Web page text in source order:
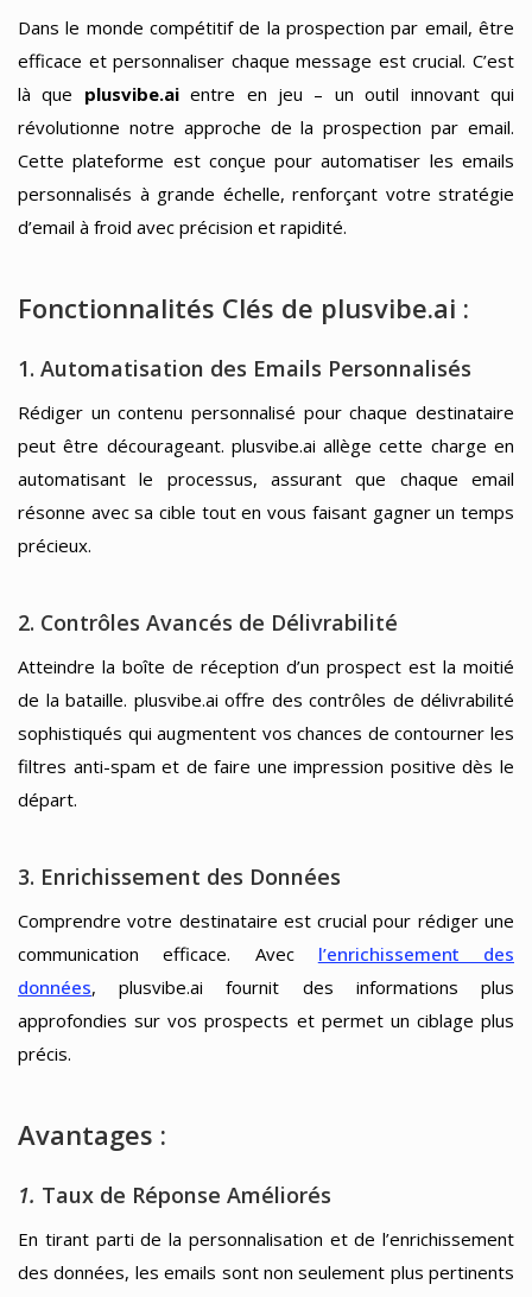
Dans le monde compétitif de la prospection par email, être
efficace et personnaliser chaque message est crucial. C’est
là que plusvibe.aientre en jeu – un outil innovant qui
révolutionne notre approche de la prospection par email.
Cette plateforme est conçue pour automatiser les emails
personnalisés à grande échelle, renforçant votre stratégie
d’email à froid avec précision et rapidité.
Fonctionnalités Clés de plusvibe.ai :
1. Automatisation des Emails Personnalisés
Rédiger un contenu personnalisé pour chaque destinataire
peut être décourageant. plusvibe.ai allège cette charge en
automatisant le processus, assurant que chaque email
résonne avec sa cible tout en vous faisant gagner un temps
précieux.
2. Contrôles Avancés de Délivrabilité
Atteindre la boîte de réception d’un prospect est la moitié
de la bataille. plusvibe.ai offre des contrôles de délivrabilité
sophistiqués qui augmentent vos chances de contourner les
filtres anti-spam et de faire une impression positive dès le
départ.
3. Enrichissement des Données
Comprendre votre destinataire est crucial pour rédiger une
communication efficace. Avec l’enrichissement des
données, plusvibe.ai fournit des informations plus
approfondies sur vos prospects et permet un ciblage plus
précis.
Avantages :
1. Taux de Réponse Améliorés
En tirant parti de la personnalisation et de l’enrichissement
des données, les emails sont non seulement plus pertinents